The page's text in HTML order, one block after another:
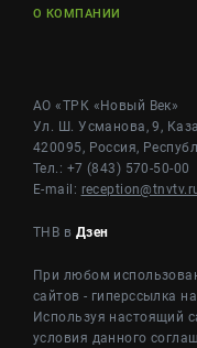
О КОМПАНИИ
АО «ТРК «Новый Век»
Ул. Ш. Усманова, 9,
420095, Россия,
Тел.: +7 (843) 570-50-00
E-mail:
ТНВ в Дзен
При любом
сайтов - гиперссылка на
Используя настоящий
условия данного